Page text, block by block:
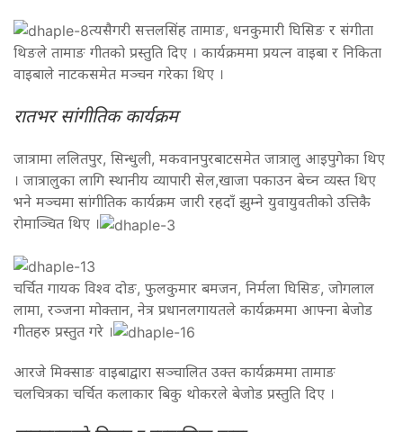
त्यसैगरी सत्तलसिंह तामाङ, धनकुमारी घिसिङ र संगीता
थिङले तामाङ गीतको प्रस्तुति दिए । कार्यक्रममा प्रयत्न वाइबा र निकिता
वाइबाले नाटकसमेत मञ्चन गरेका थिए ।
रातभर सांगीतिक कार्यक्रम
जात्रामा ललितपुर, सिन्धुली, मकवानपुरबाटसमेत जात्रालु आइपुगेका थिए
। जात्रालुका लागि स्थानीय व्यापारी सेल,खाजा पकाउन बेच्न व्यस्त थिए
भने मञ्चमा सांगीतिक कार्यक्रम जारी रहदाँ झुम्ने युवायुवतीको उत्तिकै
रोमाञ्चित थिए ।
चर्चित गायक विश्व दोङ, फुलकुमार बमजन, निर्मला घिसिङ, जोगलाल
लामा, रञ्जना मोक्तान, नेत्र प्रधानलगायतले कार्यक्रममा आफ्ना बेजोड
गीतहरु प्रस्तुत गरे ।
आरजे मिक्साङ वाइबाद्वारा सञ्चालित उक्त कार्यक्रममा तामाङ
चलचित्रका चर्चित कलाकार बिकु थोकरले बेजोड प्रस्तुति दिए ।